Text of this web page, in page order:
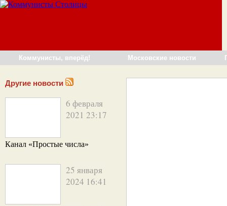
Коммунисты, вперёд! Московские новости
Другие новости
6 февраля
2021 23:17
Канал «Простые числа»
25 января
2024 16:41